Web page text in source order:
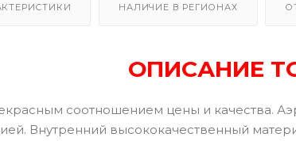
НАЛИЧИЕ В РЕГИОНАХ
ОПИСАНИЕ
соотношением цены и качества.
Внутренний высококачественный